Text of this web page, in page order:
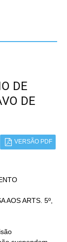
DE
DE
VERSÃO PDF